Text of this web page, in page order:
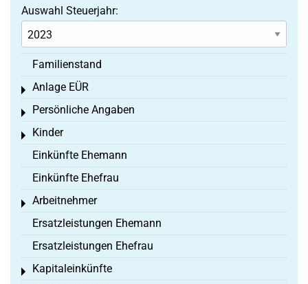
Auswahl Steuerjahr:
Familienstand
Anlage EÜR
Toggle menu
Persönliche Angaben
Toggle menu
Kinder
Toggle menu
Einkünfte Ehemann
Einkünfte Ehefrau
Arbeitnehmer
Toggle menu
Ersatzleistungen Ehemann
Ersatzleistungen Ehefrau
Kapitaleinkünfte
Toggle menu